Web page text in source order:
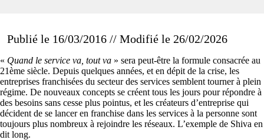
Publié le 16/03/2016 // Modifié le 26/02/2026
« Quand le service va, tout va » sera peut-être la formule consacrée au
21ème siècle. Depuis quelques années, et en dépit de la crise, les
entreprises franchisées du secteur des services semblent tourner à plein
régime. De nouveaux concepts se créent tous les jours pour répondre à
des besoins sans cesse plus pointus, et les créateurs d’entreprise qui
décident de se lancer en franchise dans les services à la personne sont
toujours plus nombreux à rejoindre les réseaux. L’exemple de Shiva en
dit long.